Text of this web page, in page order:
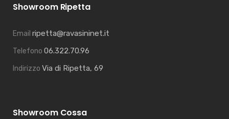
Showroom Ripetta
Email ripetta@ravasininet.it
Telefono 06.322.70.96
Indirizzo Via di Ripetta, 69
Showroom Cossa